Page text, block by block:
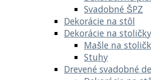
Svadobné ŠPZ
Dekorácie na stôl
Dekorácie na stoličky
Mašle na
Stuhy
Drevené svadobné